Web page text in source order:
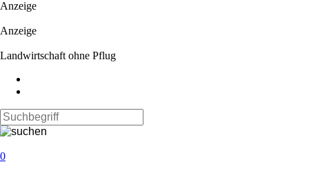
Anzeige
Anzeige
Landwirtschaft ohne Pflug
0